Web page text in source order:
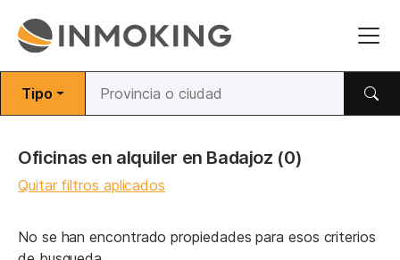
Tipo
Oficinas en alquiler en Badajoz (0)
Quitar filtros aplicados
No se han encontrado propiedades para esos criterios